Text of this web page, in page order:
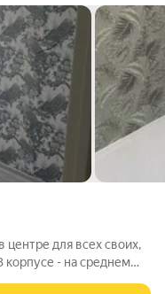
центре для всех своих,
корпусе - на среднем